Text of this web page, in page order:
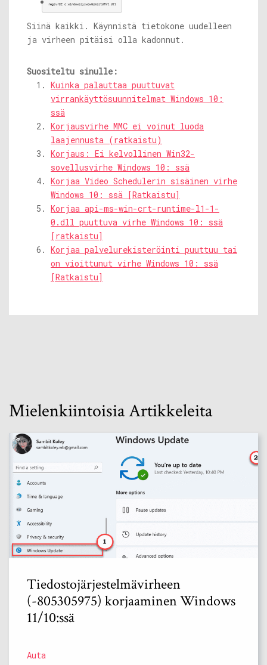
regsvr32 c:windowssyswow64msstdfmt.dll
Siinä kaikki. Käynnistä tietokone uudelleen
ja virheen pitäisi olla kadonnut.
Suositeltu sinulle:
Kuinka palauttaa puuttuvat
virrankäyttösuunnitelmat Windows 10:
ssä
Korjausvirhe MMC ei voinut luoda
laajennusta (ratkaistu)
Korjaus: Ei kelvollinen Win32-
sovellusvirhe Windows 10: ssä
Korjaa Video Schedulerin sisäinen virhe
Windows 10: ssä [Ratkaistu]
Korjaa api-ms-win-crt-runtime-l1-1-
0.dll puuttuva virhe Windows 10: ssä
[ratkaistu]
Korjaa palvelurekisteröinti puuttuu tai
on vioittunut virhe Windows 10: ssä
[Ratkaistu]
Mielenkiintoisia Artikkeleita
Tiedostojärjestelmävirheen
(-805305975) korjaaminen Windows
11/10:ssä
Auta